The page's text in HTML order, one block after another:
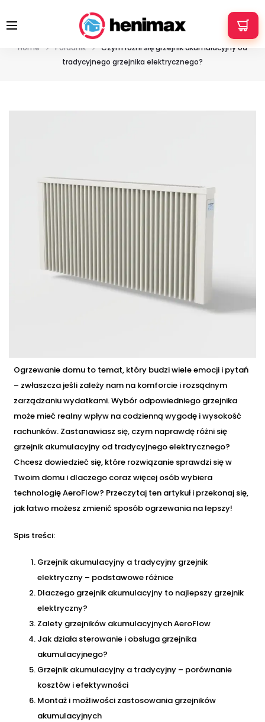
Czym różni się grzejnik akumulacyjny od
tradycyjnego grzejnika elektrycznego?
Home Poradnik
Czym różni się grzejnik akumulacyjny od
tradycyjnego grzejnika elektrycznego?
Ogrzewanie domu to temat, który budzi wiele emocji i pytań
– zwłaszcza jeśli zależy nam na komforcie i rozsądnym
zarządzaniu wydatkami. Wybór odpowiedniego grzejnika
może mieć realny wpływ na codzienną wygodę i wysokość
rachunków. Zastanawiasz się, czym naprawdę różni się
grzejnik akumulacyjny od tradycyjnego elektrycznego?
Chcesz dowiedzieć się, które rozwiązanie sprawdzi się w
Twoim domu i dlaczego coraz więcej osób wybiera
technologię AeroFlow? Przeczytaj ten artykuł i przekonaj się,
jak łatwo możesz zmienić sposób ogrzewania na lepszy!
Spis treści:
Grzejnik akumulacyjny a tradycyjny grzejnik
elektryczny – podstawowe różnice
Dlaczego grzejnik akumulacyjny to najlepszy grzejnik
elektryczny?
Zalety grzejników akumulacyjnych AeroFlow
Jak działa sterowanie i obsługa grzejnika
akumulacyjnego?
Grzejnik akumulacyjny a tradycyjny – porównanie
kosztów i efektywności
Montaż i możliwości zastosowania grzejników
akumulacyjnych